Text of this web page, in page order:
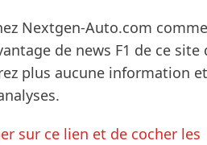
Nextgen-Auto.com comme
de news F1 de ce site
plus aucune information
sur ce lien et de cocher les